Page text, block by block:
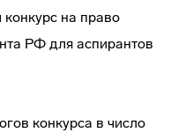
на право
РФ для аспирантов
конкурса в число